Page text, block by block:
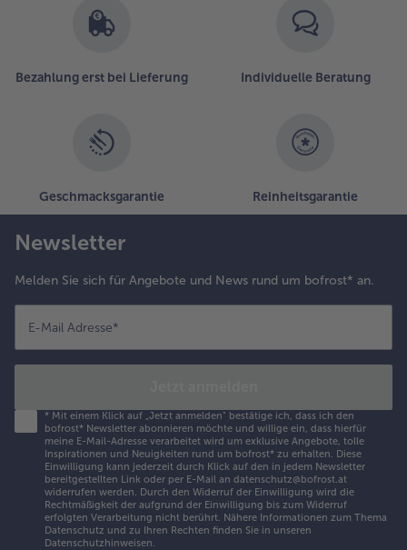
Bezahlung erst bei Lieferung Individuelle Beratung
Geschmacksgarantie Reinheitsgarantie
Newsletter
Melden Sie sich für Angebote und News rund um bofrost* an.
E-Mail Adresse*
* Mit einem Klick auf „Jetzt anmelden" bestätige ich, dass ich den
bofrost* Newsletter abonnieren möchte und willige ein, dass hierfür
meine E-Mail-Adresse verarbeitet wird um exklusive Angebote, tolle
Inspirationen und Neuigkeiten rund um bofrost* zu erhalten. Diese
Einwilligung kann jederzeit durch Klick auf den in jedem Newsletter
bereitgestellten Link oder per E-Mail an datenschutz@bofrost.at
widerrufen werden. Durch den Widerruf der Einwilligung wird die
Rechtmäßigkeit der aufgrund der Einwilligung bis zum Widerruf
erfolgten Verarbeitung nicht berührt. Nähere Informationen zum Thema
Datenschutz und zu Ihren Rechten finden Sie in unseren
Datenschutzhinweisen.